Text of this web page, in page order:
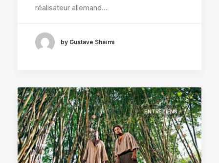
réalisateur allemand…
by Gustave Shaïmi
ENTRETIENS